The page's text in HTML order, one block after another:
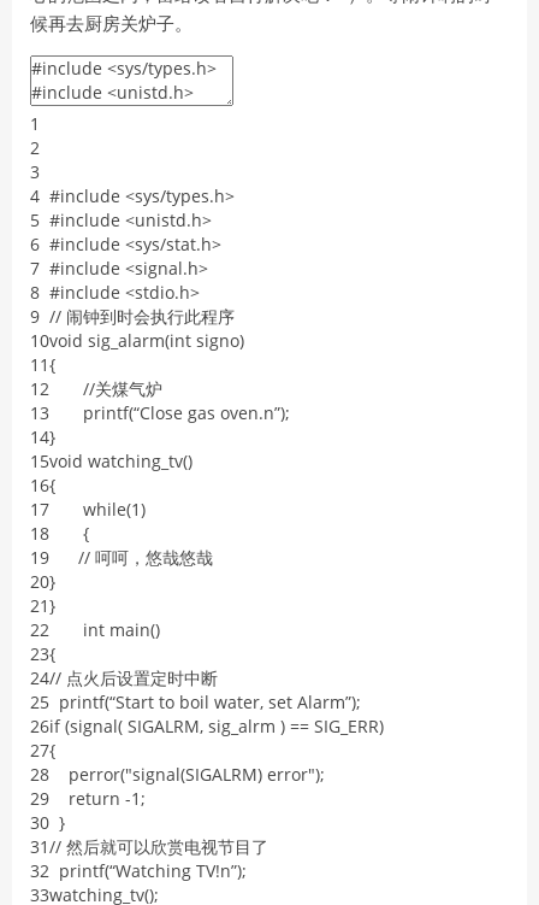
候再去厨房关炉子。
1
2
3
4
5
6
7
8
9
10
11
12
13
14
15
16
17
18
19
20
21
22
23
24
25
26
27
28
29
30
31
32
33
#include <sys/types.h>
#include <unistd.h>
#include <sys/stat.h>
#include <signal.h>
#include <stdio.h>
// 闹钟到时会执行此程序
void sig_alarm(int signo)
{
//关煤气炉
printf(“Close gas oven.n”);
}
void watching_tv()
{
while(1)
{
// 呵呵，悠哉悠哉
}
}
int main()
{
// 点火后设置定时中断
printf(“Start to boil water, set Alarm”);
if (signal( SIGALRM, sig alrm ) == SIG_ERR)
{
perror("signal(SIGALRM) error");
return -1;
}
// 然后就可以欣赏电视节目了
printf(“Watching TV!n”);
watching_tv();